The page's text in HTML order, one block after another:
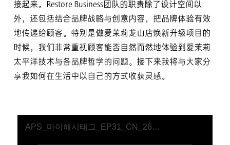
接起来。Restore Business团队的职责除了设计空间以
外，还包括结合品牌战略与创意内容，把品牌体验有效
地传递给顾客。特别是做爱茉莉龙山店焕新升级项目的
时候，我们非常重视顾客能否自然而然地体验到爱茉莉
太平洋技术与各品牌哲学的问题。接下来我将与大家分
享我如何在生活中以自己的方式收获灵感。